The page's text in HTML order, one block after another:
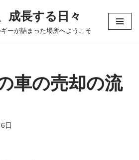
成長する日々
ーが詰まった場所へようこそ
車の売却の流
日